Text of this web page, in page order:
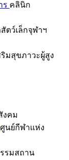
ร คลินิก
ตว์เล็กจุฬาฯ
ริมสุขภาวะผู้สูง
งคม
ศูนย์กีฬาแห่ง
รมสถาน